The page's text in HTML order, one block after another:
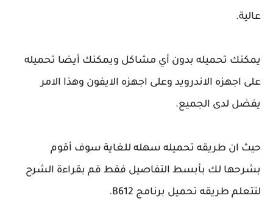
عالية.
يمكنك تحميله بدون أي مشاكل ويمكنك أيضا تحميله
على اجهزه الاندرويد وعلى اجهزه الايفون وهذا الامر
يفضل لدى الجميع.
حيث ان طريقه تحميله سهله للغاية سوف أقوم
بشرحها لك بأبسط التفاصيل فقط قم بقراءة الشرح
لتتعلم طريقه تحميل برنامج B612.